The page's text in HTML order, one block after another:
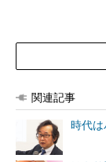
関連記事
時代は